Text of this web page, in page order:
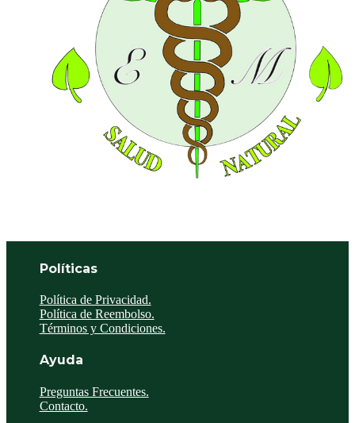
Políticas
Política de Privacidad.
Política de Reembolso.
Términos y Condiciones.
Ayuda
Preguntas Frecuentes.
Contacto.